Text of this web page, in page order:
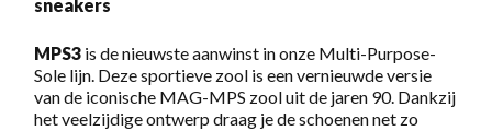
sneakers
MPS3 is de nieuwste aanwinst in onze Multi-Purpose-
Sole lijn. Deze sportieve zool is een vernieuwde versie
van de iconische MAG-MPS zool uit de jaren 90. Dankzij
het veelzijdige ontwerp draag je de schoenen net zo